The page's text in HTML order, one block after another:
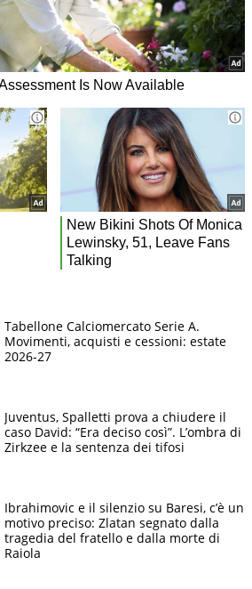
Tabellone Calciomercato Serie A.
Movimenti, acquisti e cessioni: estate
2026-27
Juventus, Spalletti prova a chiudere il
caso David: “Era deciso così”. L’ombra di
Zirkzee e la sentenza dei tifosi
Ibrahimovic e il silenzio su Baresi, c’è un
motivo preciso: Zlatan segnato dalla
tragedia del fratello e dalla morte di
Raiola